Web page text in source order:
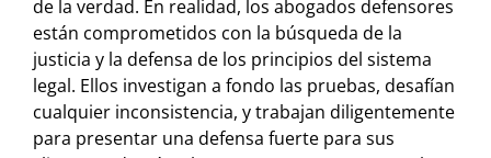
de la verdad. En realidad, los abogados defensores
están comprometidos con la búsqueda de la
justicia y la defensa de los principios del sistema
legal. Ellos investigan a fondo las pruebas, desafían
cualquier inconsistencia, y trabajan diligentemente
para presentar una defensa fuerte para sus